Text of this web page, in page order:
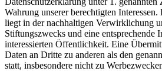
Wahrung unserer berechtigten Interessen.
liegt in der nachhaltigen Verwirklichung
Stiftungszwecks und eine entsprechende
interessierten Öffentlichkeit. Eine
Daten an Dritte zu anderen als den
statt, insbesondere nicht zu